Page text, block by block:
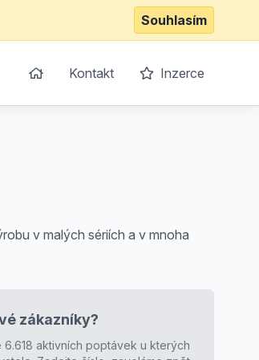
Souhlasím
Kontakt Inzerce
v malých sériích a v mnoha
zákazníky?
6.618 aktivních poptávek u kterých